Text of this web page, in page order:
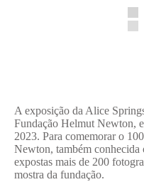
A exposição da Alice
Fundação Helmut Newton,
2023. Para comemorar o
Newton, também
expostas mais de 200
mostra da fundação.